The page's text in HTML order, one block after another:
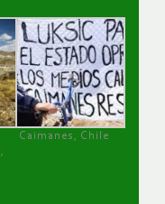
Caimanes, Chile